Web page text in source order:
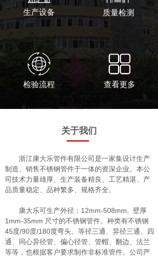
生产设备 质量检测
检验流程 查看更多
关于我们
浙江康大乐管件有限公司是一家集设计生产
制造、销售不锈钢管件于一体的资深企业。本公
司技术力量雄厚、生产装备精良、工艺精湛、产
品质量稳定、品种繁多、规格齐全。
康大乐可生产外径：12mm-508mm, 壁厚
1mm-35mm 尺寸的不锈钢管件。种类有不锈钢
45度/90度/180度弯头、等径三通、异径三通、四
通、同心异径管、偏心径管、管帽、翻边、法兰
等等，也根据客户要求制作非标准管件。公司严